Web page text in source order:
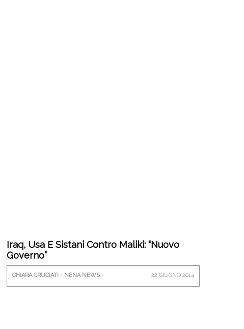
Iraq, Usa E Sistani Contro Maliki: “Nuovo
Governo”
CHIARA CRUCIATI - NENA NEWS 22 GIUGNO 2014